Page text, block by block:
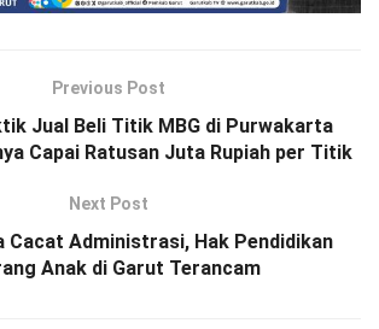
Previous Post
Jual Beli Titik MBG di Purwakarta
Capai Ratusan Juta Rupiah per Titik
Next Post
Cacat Administrasi, Hak Pendidikan
Anak di Garut Terancam